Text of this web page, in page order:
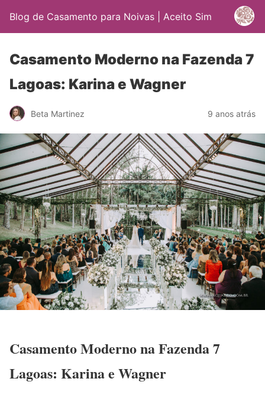
Blog de Casamento para Noivas | Aceito Sim
Casamento Moderno na Fazenda 7
Lagoas: Karina e Wagner
Beta Martinez 9 anos atrás
Casamento Moderno na Fazenda 7
Lagoas: Karina e Wagner